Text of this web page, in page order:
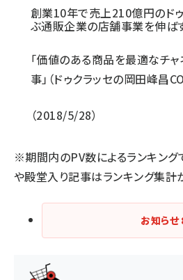
創業10年で売上210億円のド
ぶ通販企業の店舗事業を伸ば
「価値のある商品を最適なチ
事」（ドゥクラッセの岡田峰昌
2018/5/28
※期間内のPV数によるランキング
や殿堂入り記事はランキング集計
お知らせ